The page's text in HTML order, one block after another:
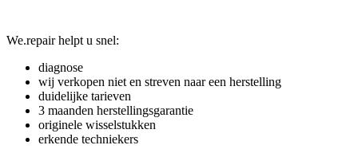
We.repair helpt u snel:
diagnose
wij verkopen niet en streven naar een herstelling
duidelijke tarieven
3 maanden herstellingsgarantie
originele wisselstukken
erkende techniekers